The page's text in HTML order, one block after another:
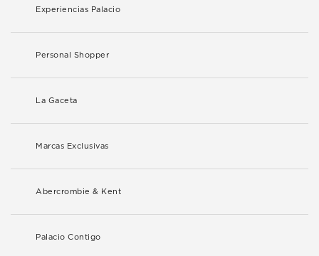
Experiencias Palacio
Personal Shopper
La Gaceta
Marcas Exclusivas
Abercrombie & Kent
Palacio Contigo